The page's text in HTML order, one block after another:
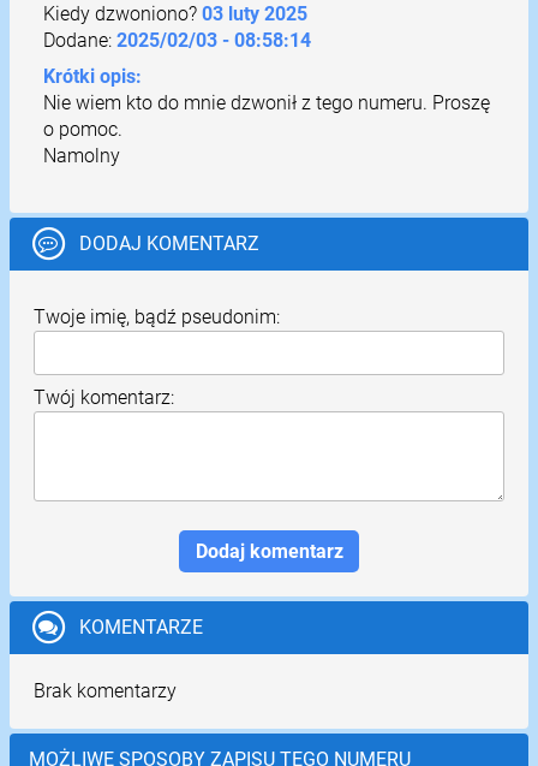
Kiedy dzwoniono? 03 luty 2025
Dodane: 2025/02/03 - 08:58:14
Krótki opis:
Nie wiem kto do mnie dzwonił z tego numeru. Proszę
o pomoc.
Namolny
DODAJ KOMENTARZ
Twoje imię, bądź pseudonim:
Twój komentarz:
KOMENTARZE
Brak komentarzy
MOŻLIWE SPOSOBY ZAPISU TEGO NUMERU